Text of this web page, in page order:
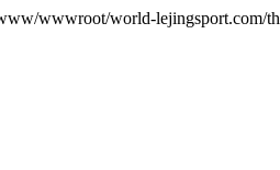
wwwroot/world-lejingsport.com/